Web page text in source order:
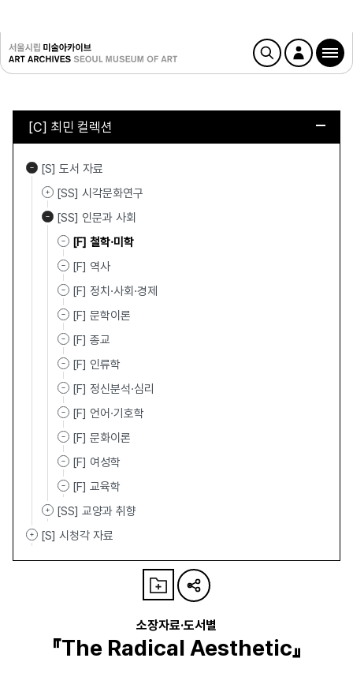
[C] 최민 컬렉션
[S] 도서 자료
[SS] 시각문화연구
[SS] 인문과 사회
[F] 철학·미학
[F] 역사
[F] 정치·사회·경제
[F] 문학이론
[F] 종교
[F] 인류학
[F] 정신분석·심리
[F] 언어·기호학
[F] 문화이론
[F] 여성학
[F] 교육학
[SS] 교양과 취향
[S] 시청각 자료
소장자료·도서별
『The Radical Aesthetic』